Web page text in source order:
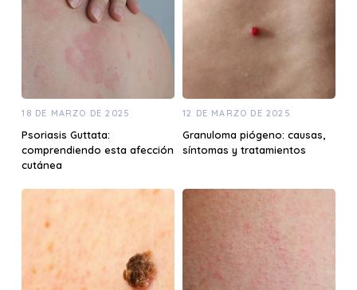
18 DE MARZO DE 2025
Psoriasis Guttata:
comprendiendo esta afección
cutánea
12 DE MARZO DE 2025
Granuloma piógeno: causas,
síntomas y tratamientos